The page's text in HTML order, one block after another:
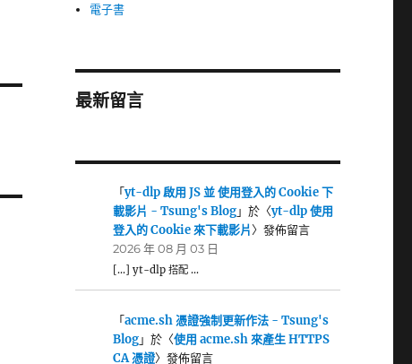
電子書
最新留言
「yt-dlp 啟用 JS 並 使用登入的 Cookie 下
載影片 - Tsung's Blog」於〈yt-dlp 使用
登入的 Cookie 來下載影片〉發佈留言
2026 年 08 月 03 日
[…] yt-dlp 搭配 …
「acme.sh 憑證強制更新作法 - Tsung's
Blog」於〈使用 acme.sh 來產生 HTTPS
CA 憑證〉發佈留言